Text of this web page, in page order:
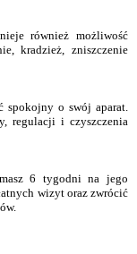
również możliwość
kradzież, zniszczenie
spokojny o swój aparat.
regulacji i czyszczenia
6 tygodni na jego
wizyt oraz zwrócić